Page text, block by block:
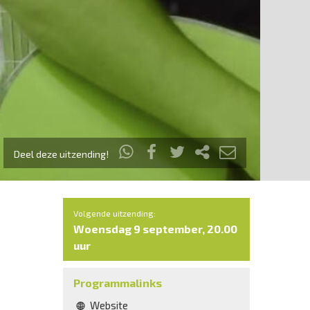
Deel deze uitzending!
Volgende uitzending:
Woensdag 9 september, 20.00
uur
Programmalinks
Website